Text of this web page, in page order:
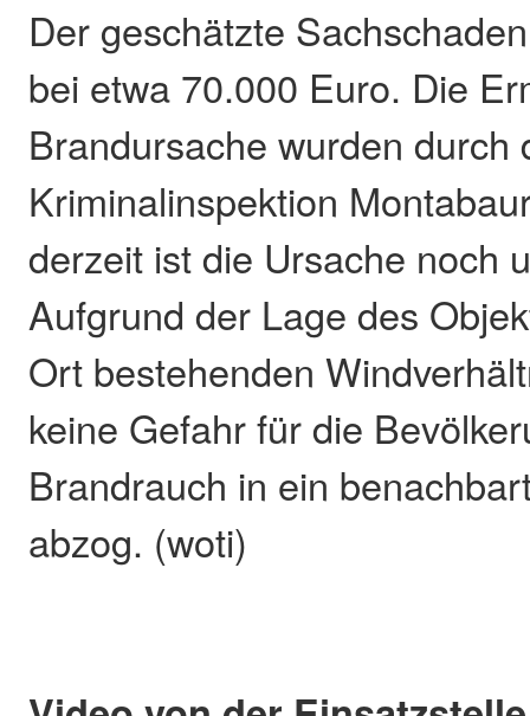
Der geschätzte
bei etwa 70.000 Euro. Die
Brandursache wurden durch
Kriminalinspektion
derzeit ist die Ursache noch
Aufgrund der Lage des
Ort bestehenden
keine Gefahr für die
Brandrauch in ein
abzog. (woti)